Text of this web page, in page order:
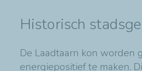
Historisch
De Laadtaarn kon worden
energiepositief te maken.